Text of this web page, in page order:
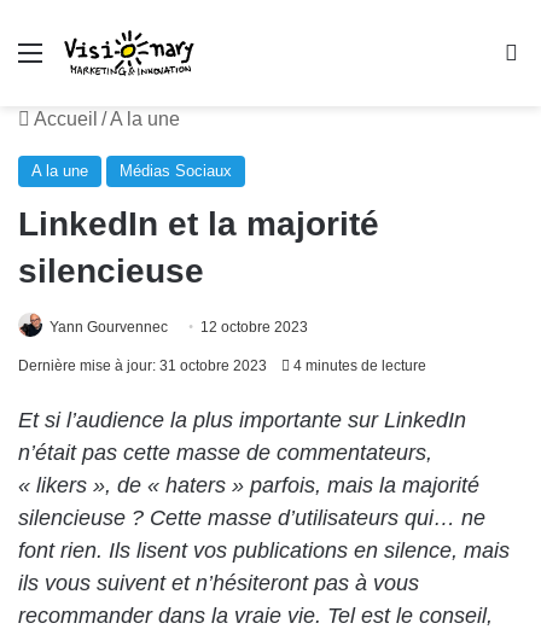
Menu
Accueil /A la une
A la une Médias Sociaux
LinkedIn et la majorité
silencieuse
Yann Gourvennec 12 octobre 2023
Dernière mise à jour: 31 octobre 2023 4 minutes de lecture
Et si l’audience la plus importante sur LinkedIn
n’était pas cette masse de commentateurs,
« likers », de « haters » parfois, mais la majorité
silencieuse ? Cette masse d’utilisateurs qui… ne
font rien. Ils lisent vos publications en silence, mais
ils vous suivent et n’hésiteront pas à vous
recommander dans la vraie vie. Tel est le conseil,